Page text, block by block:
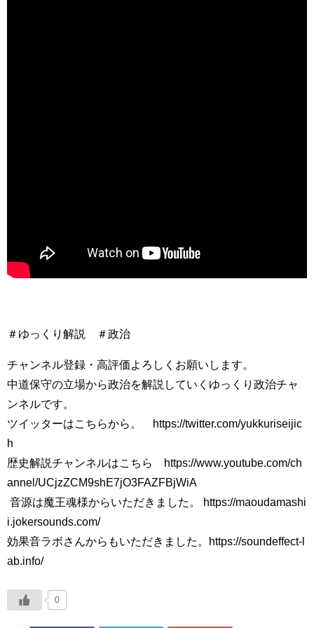
＃ゆっくり解説 ＃政治
チャンネル登録・高評価よろしくお願いします。
中道保守の立場から政治を解説していくゆっくり政治チャ
ンネルです。
ツイッターはこちらから。 https://twitter.com/yukkuriseijic
h
歴史解説チャンネルはこちら https://www.youtube.com/ch
annel/UCjzZCM9shE7jO3FAZFBjWiA
​ 音源は魔王魂様からいただきました。 https://maoudamashi
i.jokersounds.com/
効果音ラボさんからもいただきました。https://soundeffect-l
ab.info/
0